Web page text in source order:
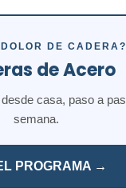
DE CADERA?
de Acero
casa, paso a
semana.
PROGRAMA →